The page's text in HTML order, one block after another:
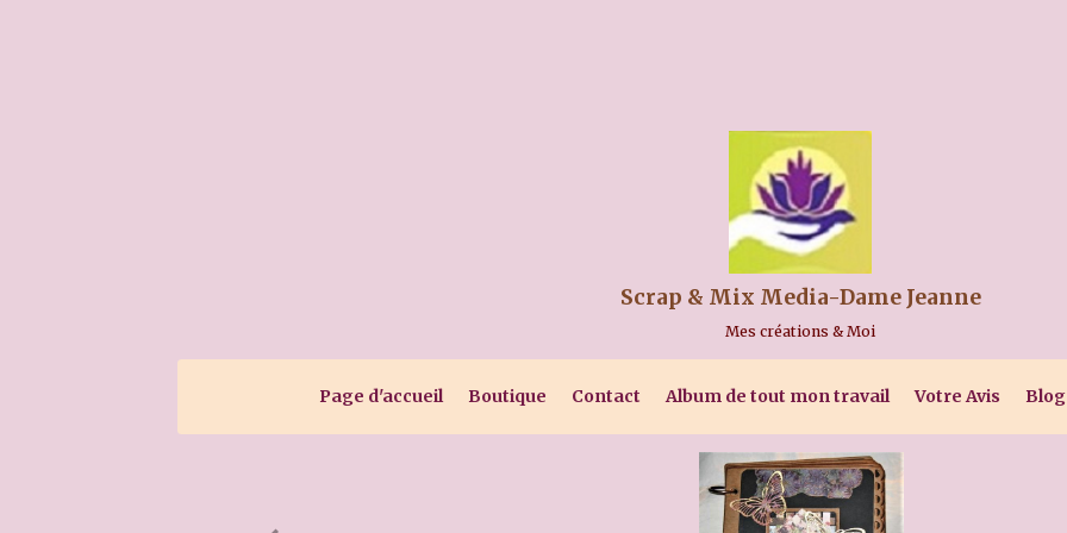
Scrap & Mix Media-Dame Jeanne
Mes créations & Moi
Page d'accueil Boutique Contact Album de tout mon travail Votre Avis Blog